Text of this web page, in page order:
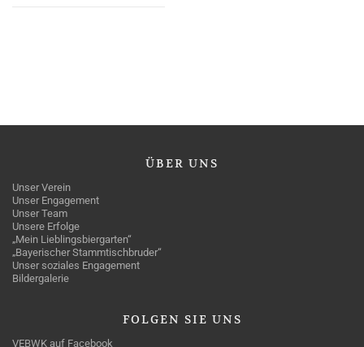
ÜBER UNS
Unser Verein
Unser Engagement
Unser Team
Unsere Erfolge
„Mein Lieblingsbiergarten“
„Bayerischer Stammtischbruder“
Unser soziales Engagement
Bildergalerie
FOLGEN SIE UNS
VEBWK auf Facebook